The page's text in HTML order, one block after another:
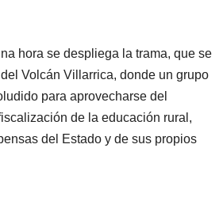
hora se despliega la trama, que se
Volcán Villarrica, donde un grupo
para aprovecharse del
de la educación rural,
del Estado y de sus propios